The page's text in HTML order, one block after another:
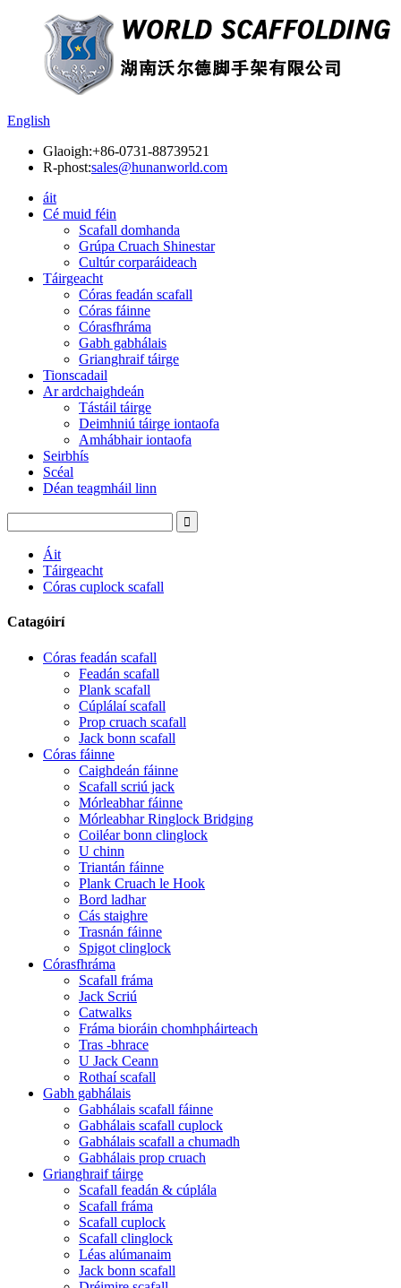
English
Glaoigh:+86-0731-88739521
R-phost:sales@hunanworld.com
áit
Cé muid féin
Scafall domhanda
Grúpa Cruach Shinestar
Cultúr corparáideach
Táirgeacht
Córas feadán scafall
Córas fáinne
Córasfhráma
Gabh gabhálais
Grianghraif táirge
Tionscadail
Ar ardchaighdeán
Tástáil táirge
Deimhniú táirge iontaofa
Amhábhair iontaofa
Seirbhís
Scéal
Déan teagmháil linn
Áit
Táirgeacht
Córas cuplock scafall
Catagóirí
Córas feadán scafall
Feadán scafall
Plank scafall
Cúplálaí scafall
Prop cruach scafall
Jack bonn scafall
Córas fáinne
Caighdeán fáinne
Scafall scriú jack
Mórleabhar fáinne
Mórleabhar Ringlock Bridging
Coiléar bonn clinglock
U chinn
Triantán fáinne
Plank Cruach le Hook
Bord ladhar
Cás staighre
Trasnán fáinne
Spigot clinglock
Córasfhráma
Scafall fráma
Jack Scriú
Catwalks
Fráma bioráin chomhpháirteach
Tras -bhrace
U Jack Ceann
Rothaí scafall
Gabh gabhálais
Gabhálais scafall fáinne
Gabhálais scafall cuplock
Gabhálais scafall a chumadh
Gabhálais prop cruach
Grianghraif táirge
Scafall feadán & cúplála
Scafall fráma
Scafall cuplock
Scafall clinglock
Léas alúmanaim
Jack bonn scafall